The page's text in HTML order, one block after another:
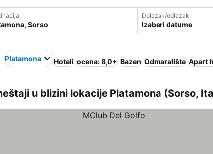
Dolazak/odlazak
Izaberi datume
Platamona Hoteli ocena: 8,0+ Bazen Odmaralište Apart
u blizini lokacije Platamona (Sorso,